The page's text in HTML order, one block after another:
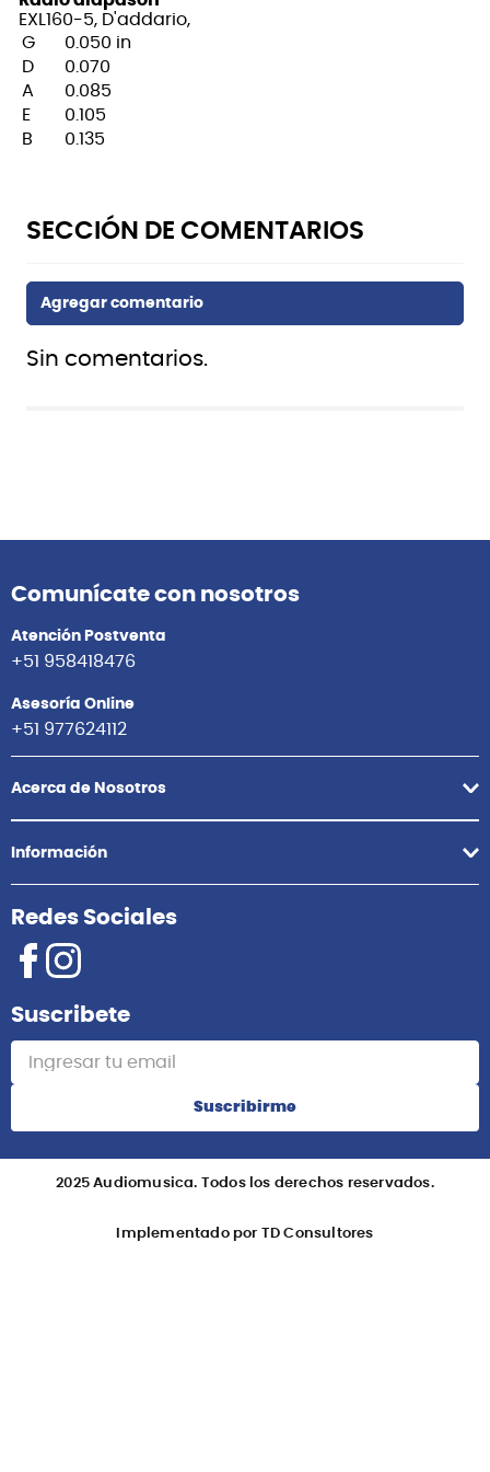
EXL160-5, D'addario,
G
0.050 in
D
0.070
A
0.085
E
0.105
B
0.135
Sin comentarios.
Comunícate con nosotros
Atención Postventa
+51 958418476
Asesoría Online
+51 977624112
Acerca de Nosotros
Información
Redes Sociales
Suscribete
Suscribirme
2025 Audiomusica. Todos los derechos reservados.
Implementado por TD Consultores